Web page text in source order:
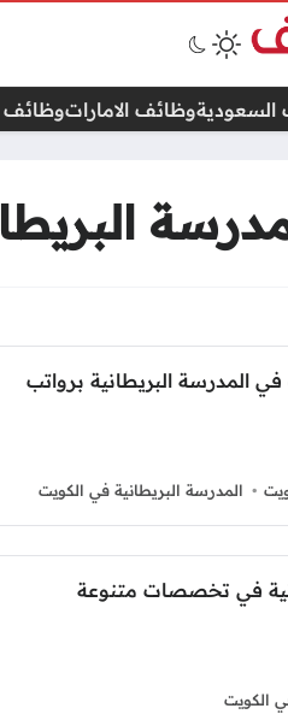
السعوديةوظائف الامارات
المدرسة البريطانية برواتب
المدرسة البريطانية في الكويت
في تخصصات متنوعة
الكويت